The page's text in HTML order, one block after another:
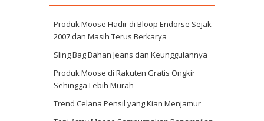
Produk Moose Hadir di Bloop Endorse Sejak
2007 dan Masih Terus Berkarya
Sling Bag Bahan Jeans dan Keunggulannya
Produk Moose di Rakuten Gratis Ongkir
Sehingga Lebih Murah
Trend Celana Pensil yang Kian Menjamur